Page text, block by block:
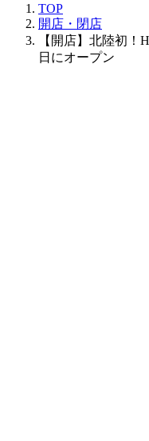
TOP
開店・閉店
【開店】北陸初！
日にオープン